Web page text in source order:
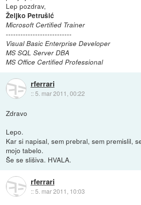
Lep pozdrav,
Željko Petrušić
Microsoft Certified Trainer
---------------------------
Visual Basic Enterprise Developer
MS SQL Server DBA
MS Office Certified Professional
rferrari
:: 5. mar 2011, 00:22
Zdravo
Lepo.
Kar si napisal, sem prebral, sem premislil,
mojo tabelo.
Še se slišiva. HVALA.
rferrari
::5. mar 2011, 10:03